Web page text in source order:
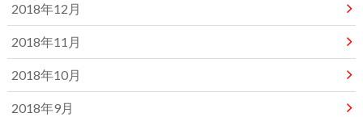
2018年12月
2018年11月
2018年10月
2018年9月